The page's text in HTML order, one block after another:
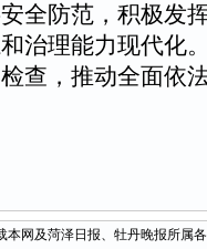
全防范，积极发
治理能力现代化
查，推动全面依
网及菏泽日报、牡丹晚报所属